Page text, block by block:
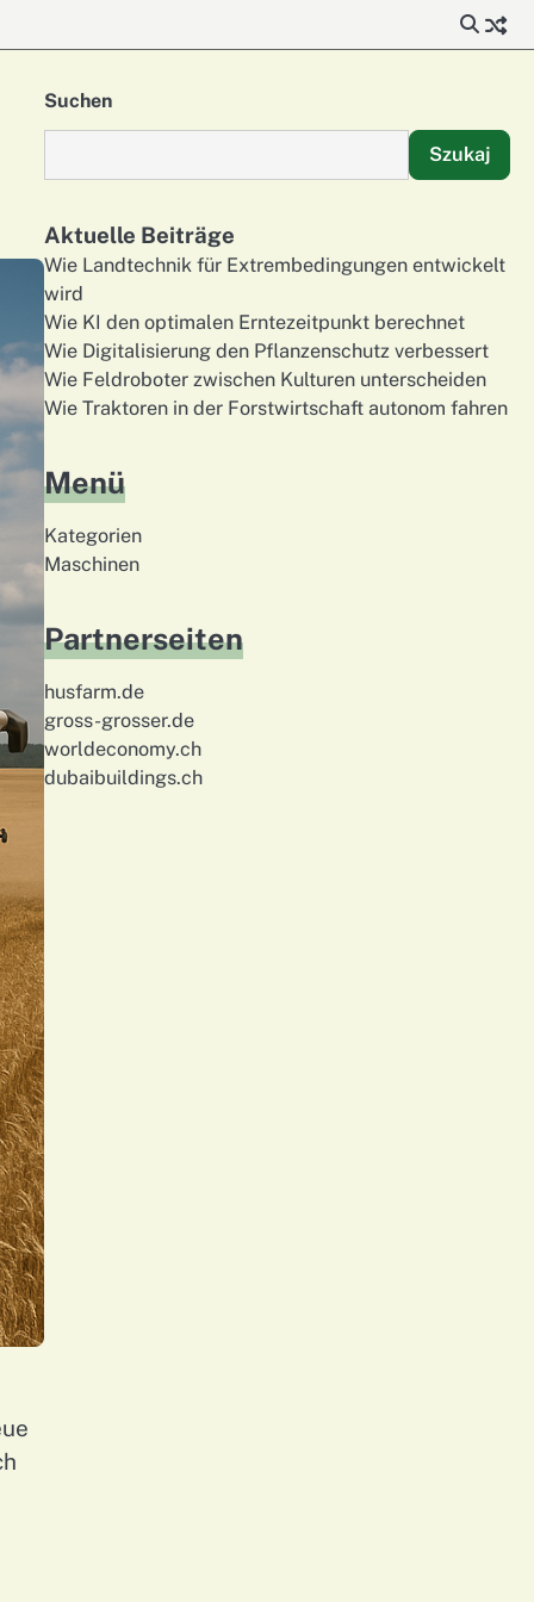
Suchen
Szukaj
Aktuelle Beiträge
Wie Landtechnik für Extrembedingungen entwickelt
wird
Wie KI den optimalen Erntezeitpunkt berechnet
Wie Digitalisierung den Pflanzenschutz verbessert
Wie Feldroboter zwischen Kulturen unterscheiden
Wie Traktoren in der Forstwirtschaft autonom fahren
Menü
Kategorien
Maschinen
Partnerseiten
husfarm.de
gross-grosser.de
worldeconomy.ch
dubaibuildings.ch